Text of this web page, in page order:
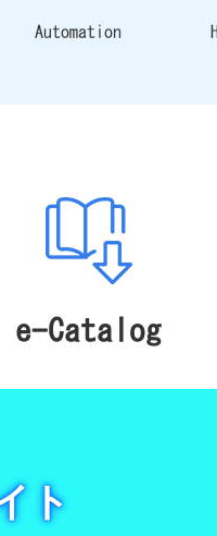
Automation
e-Catalog
ト